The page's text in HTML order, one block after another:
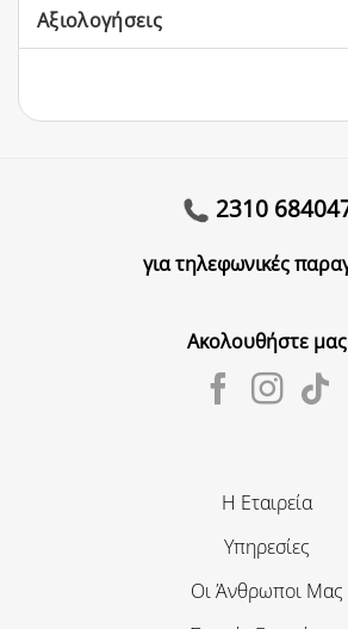
Αξιολογήσεις
2310
για τηλεφωνικές
Ακολουθήστε μας
Η Εταιρεία
Υπηρεσίες
Οι Άνθρωποι Μας